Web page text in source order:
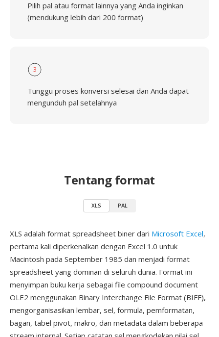
Pilih pal atau format lainnya yang Anda inginkan
(mendukung lebih dari 200 format)
3
Tunggu proses konversi selesai dan Anda dapat
mengunduh pal setelahnya
Tentang format
XLS PAL
XLS adalah format spreadsheet biner dari Microsoft Excel,
pertama kali diperkenalkan dengan Excel 1.0 untuk
Macintosh pada September 1985 dan menjadi format
spreadsheet yang dominan di seluruh dunia. Format ini
menyimpan buku kerja sebagai file compound document
OLE2 menggunakan Binary Interchange File Format (BIFF),
mengorganisasikan lembar, sel, formula, pemformatan,
bagan, tabel pivot, makro, dan metadata dalam beberapa